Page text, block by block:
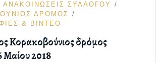
ΑΝΑΚΟΙΝΩΣΕΙΣ ΣΥΛΛΟΓΟΥ
ΔΡΟΜΟΣ
& ΒΙΝΤΕΟ
Κορακοβούνιος δρόμος
Μαίου 2018